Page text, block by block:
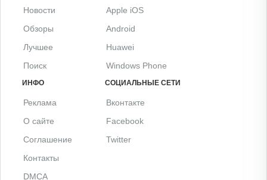
Новости
Обзоры
Лучшее
Поиск
Apple iOS
Android
Huawei
Windows Phone
ИНФО
Реклама
О сайте
Соглашение
Контакты
DMCA
СОЦИАЛЬНЫЕ СЕТИ
Вконтакте
Facebook
Twitter